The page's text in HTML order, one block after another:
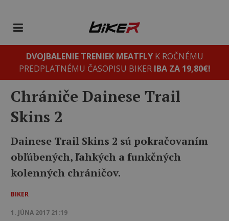
DVOJBALENIE TRENIEK MEATFLYK ROČNÉMU
PREDPLATNÉMU ČASOPISU BIKER IBA ZA 19,80€!
Chrániče Dainese Trail
Skins 2
Dainese Trail Skins 2 sú pokračovaním
obľúbených, ľahkých a funkčných
kolenných chráničov.
BIKER
1. JÚNA 2017 21:19